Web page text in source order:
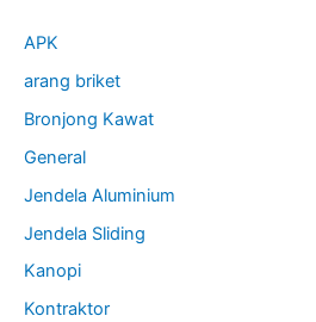
APK
arang briket
Bronjong Kawat
General
Jendela Aluminium
Jendela Sliding
Kanopi
Kontraktor